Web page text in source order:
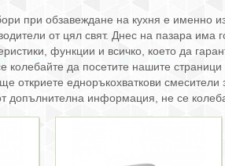
при обзавеждане на кухня е именно
от цял свят. Днес на пазара
функции и всичко, което да
колебайте да посетите нашите
откриете едноръкохваткови
допълнителна информация, не се